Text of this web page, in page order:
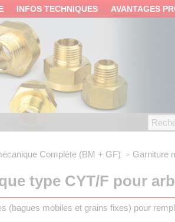
INFOS TECHNIQUES AVANTAGES
Complète (BM + GF) Garniture
type CYT/F pour
(bagues mobiles et grains fixes) pour